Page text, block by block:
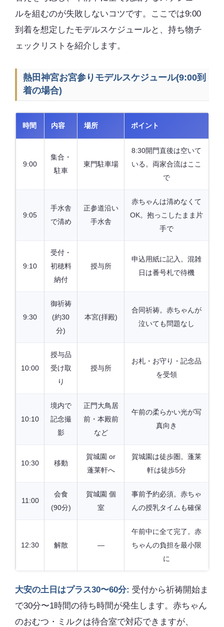
ルを組むのが失敗しないコツです。ここでは9:00
到着を想定したモデルスケジュールと、持ち物チ
ェックリストを紹介します。
熱田神宮お宮参りモデルスケジュール(9:00到
着の場合)
時間 内容 場所 ポイント
9:00
集合・
駐車
東門駐車場
8:30開門直後は空いて
いる。両家合流はここ
で
9:05
手水舎
で清め
正参道沿い
手水舎
赤ちゃんは清めなくて
OK。抱っこしたまま片
手で
9:10
受付・
初穂料
納付
授与所
申込用紙に記入。混雑
日は番号札で待機
9:30
御祈祷
(約30
分)
本宮(拝殿)
合同祈祷。赤ちゃんが
泣いても問題なし
10:00
授与品
受け取
り
授与所
お札・お守り・記念品
を受領
10:10
境内で
記念撮
影
正門大鳥居
前・本殿前
など
午前の柔らかい光が写
真向き
10:30 移動
賀城園 or
蓬莱軒へ
賀城園は徒歩圏。蓬莱
軒は徒歩5分
11:00
会食
(90分)
賀城園 個
室
事前予約必須。赤ちゃ
んの授乳タイムも確保
12:30 解散 —
午前中に全て完了。赤
ちゃんの負担を最小限
に
大安の土日はプラス30〜60分: 受付から祈祷開始ま
で30分〜1時間の待ち時間が発生します。赤ちゃん
のおむつ・ミルクは待合室で対応できますが、